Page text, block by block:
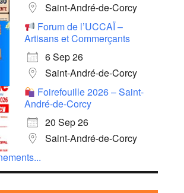
Saint-André-de-Corcy
Forum de l’UCCAÏ –
Artisans et Commerçants
6 Sep 26
Saint-André-de-Corcy
Foirefouille 2026 – Saint-
André-de-Corcy
20 Sep 26
Saint-André-de-Corcy